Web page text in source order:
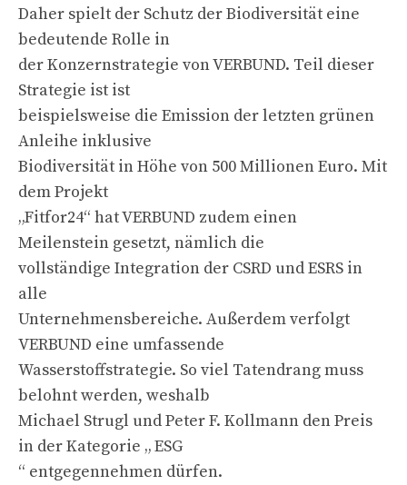
Daher spielt der Schutz der Biodiversität eine
bedeutende Rolle in
der Konzernstrategie von VERBUND. Teil dieser
Strategie ist ist
beispielsweise die Emission der letzten grünen
Anleihe inklusive
Biodiversität in Höhe von 500 Millionen Euro. Mit
dem Projekt
„Fitfor24“ hat VERBUND zudem einen
Meilenstein gesetzt, nämlich die
vollständige Integration der CSRD und ESRS in
alle
Unternehmensbereiche. Außerdem verfolgt
VERBUND eine umfassende
Wasserstoffstrategie. So viel Tatendrang muss
belohnt werden, weshalb
Michael Strugl und Peter F. Kollmann den Preis
in der Kategorie „ ESG
“ entgegennehmen dürfen.